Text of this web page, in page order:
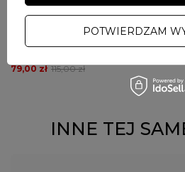
PROMOCJA
115,00 zł
79,00 zł
INNE TEJ
POTWIERDZAM